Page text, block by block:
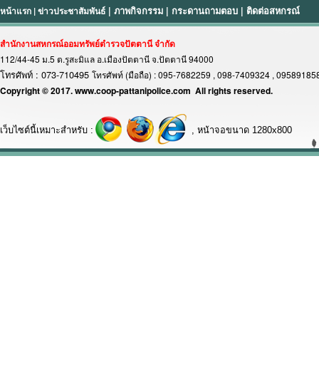
หน้าแรก |ข่าวประชาสัมพันธ์ | ภาพกิจกรรม | กระดานถามตอบ | ติดต่อสหกรณ์
สำนักงานสหกรณ์ออมทรัพย์ตำรวจปัตตานี จำกัด
112/44-45 ม.5 ต.รูสะมิแล อ.เมืองปัตตานี จ.ปัตตานี 94000
โทรศัพท์ : 073-710495 โทรศัพท์ (มือถือ) : 095-7682259 , 098-7409324 ,
Copyright © 2017. www.coop-pattanipolice.com All rights reserved.
เว็บไซต์นี้เหมาะสำหรับ : , หน้าจอขนาด 1280x800